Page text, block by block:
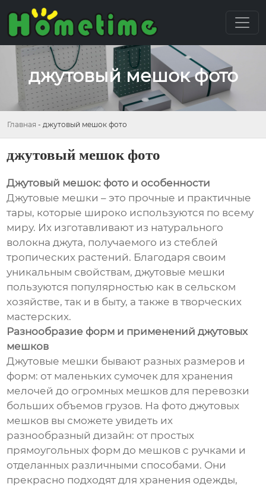
джутовый мешок фото
Главная - джутовый мешок фото
джутовый мешок фото
Джутовый мешок: фото и особенности
Джутовые мешки – это прочные и практичные
тары, которые широко используются по всему
миру. Их изготавливают из натурального
волокна джута, получаемого из стеблей
тропических растений. Благодаря своим
уникальным свойствам, джутовые мешки
пользуются популярностью как в сельском
хозяйстве, так и в быту, а также в творческих
мастерских.
Разнообразие форм и применений джутовых
мешков
Джутовые мешки бывают разных размеров и
форм: от маленьких сумочек для хранения
мелочей до огромных мешков для перевозки
больших объемов грузов. На фото джутовых
мешков вы сможете увидеть их
разнообразный дизайн: от простых
прямоугольных форм до мешков с ручками и
отделанных различными способами. Они
прекрасно подходят для хранения одежды,